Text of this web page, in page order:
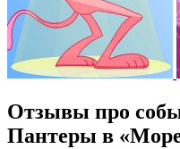
Отзывы про
Пантеры в